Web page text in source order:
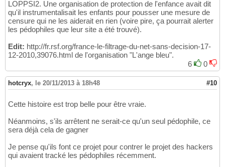
LOPPSI2. Une organisation de protection de l'enfance avait dit
qu'il instrumentalisait les enfants pour pousser une mesure de
censure qui ne les aiderait en rien (voire pire, ça pourrait alerter
les pédophiles que leur site a été trouvé).
Edit: http://fr.rsf.org/france-le-filtrage-du-net-sans-decision-17-
12-2010,39076.html de l'organisation "L'ange bleu".
6
0
hotcryx, le 20/11/2013 à 18h48 #10
Cette histoire est trop belle pour être vraie.
Néanmoins, s'ils arrêtent ne serait-ce qu'un seul pédophile, ce
sera déjà cela de gagner
Je pense qu'ils font ce projet pour contrer le projet des hackers
qui avaient tracké les pédophiles récemment.